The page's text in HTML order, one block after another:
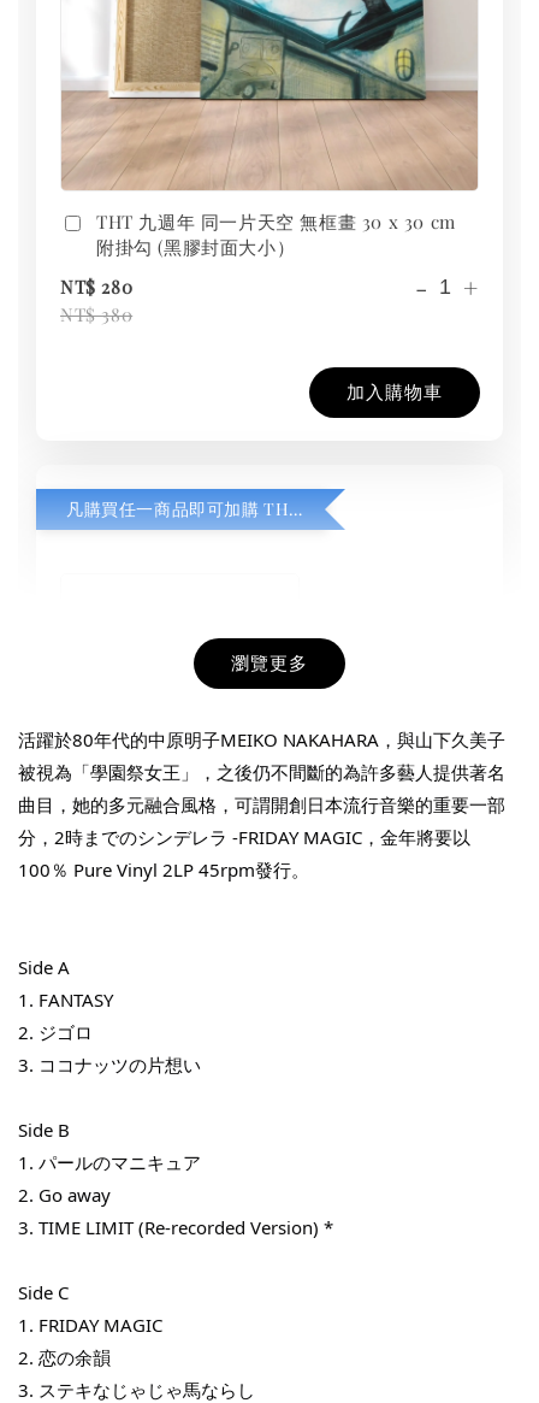
THT 九週年 同一片天空 無框畫 30 x 30 cm
附掛勾 (黑膠封面大小）
NT$ 280
NT$ 380
- +
加入購物車
凡購買任一商品即可加購 THT 九週年紀念 T-shirt
THT 九週年紀念 T-shirt
瀏覽更多
活躍於80年代的中原明子MEIKO NAKAHARA，與山下久美子
被視為「學園祭女王」，之後仍不間斷的為許多藝人提供著名
曲目，她的多元融合風格，可謂開創日本流行音樂的重要一部
分，2時までのシンデレラ -FRIDAY MAGIC，金年將要以
100％ Pure Vinyl 2LP 45rpm發行。
Side A
1. FANTASY
2. ジゴロ
3. ココナッツの片想い
Side B
1. パールのマニキュア
2. Go away
3. TIME LIMIT (Re-recorded Version) *
Side C
1. FRIDAY MAGIC
2. 恋の余韻
3. ステキなじゃじゃ馬ならし